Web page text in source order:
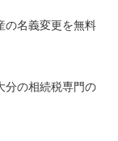
の名義変更を無料
分の相続税専門の